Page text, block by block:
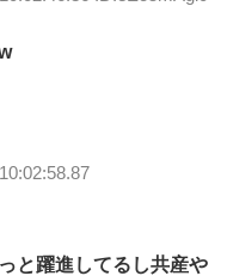
と躍進してるし共産や